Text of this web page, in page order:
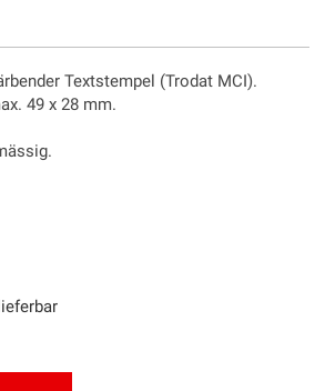
Textstempel (Trodat MCI).
49 x 28 mm.